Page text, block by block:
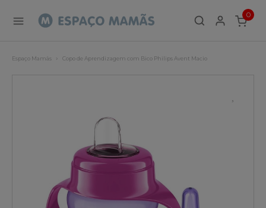
0
ITEMS
Espaço Mamãs Copo de Aprendizagem com Bico Philips Avent Macio